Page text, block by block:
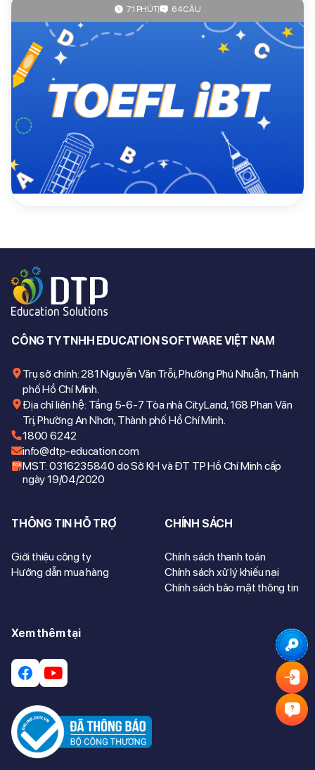
71 PHÚT 64 CÂU
4.8 (69 đánh giá) Toefl
TOEFL iBT (95-120)
30.000đ/đề
Mua ngay Mua theo gói
Giảm giá lên đến khi mua đề thi theo gói
CÔNG TY TNHH EDUCATION SOFTWARE VIỆT NAM
Trụ sở chính: 281 Nguyễn Văn Trỗi, Phường Phú Nhuận, Thành
phố Hồ Chí Minh.
Địa chỉ liên hệ: Tầng 5-6-7 Tòa nhà CityLand, 168 Phan Văn
Trị, Phường An Nhơn, Thành phố Hồ Chí Minh.
1800 6242
info@dtp-education.com
MST: 0316235840 do Sở KH và ĐT TP Hồ Chí Minh cấp
ngày 19/04/2020
THÔNG TIN HỖ TRỢ
Giới thiệu công ty
Hướng dẫn mua hàng
CHÍNH SÁCH
Chính sách thanh toán
Chính sách xử lý khiếu nại
Chính sách bảo mật thông tin
Xem thêm tại